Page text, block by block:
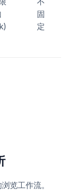
固
定
览工作流。